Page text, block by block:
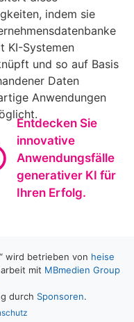
indem sie
KI-Systemen
und so auf Basis
Daten
Anwendungen
Entdecken Sie
innovative
Anwendungsfälle
generativer KI für
Ihren Erfolg.
wird betrieben von heise
mit MBmedien Group
durch Sponsoren.